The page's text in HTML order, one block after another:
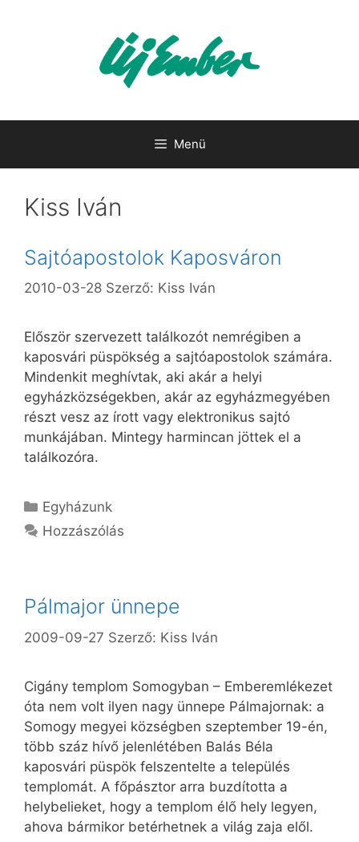
Menü
Kiss Iván
Sajtóapostolok Kaposváron
2010-03-28 Szerző: Kiss Iván
Először szervezett találkozót nemrégiben a
kaposvári püspökség a sajtóapostolok számára.
Mindenkit meghívtak, aki akár a helyi
egyházközségekben, akár az egyházmegyében
részt vesz az írott vagy elektronikus sajtó
munkájában. Mintegy harmincan jöttek el a
találkozóra.
Kategória
Egyházunk
Hozzászólás
Pálmajor ünnepe
2009-09-27 Szerző: Kiss Iván
Cigány templom Somogyban – Emberemlékezet
óta nem volt ilyen nagy ünnepe Pálmajornak: a
Somogy megyei községben szeptember 19-én,
több száz hívő jelenlétében Balás Béla
kaposvári püspök felszentelte a település
templomát. A főpásztor arra buzdította a
helybelieket, hogy a templom élő hely legyen,
ahova bármikor betérhetnek a világ zaja elől.